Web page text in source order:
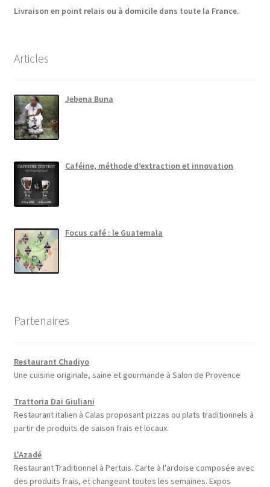
Livraison en point relais ou à domicile dans toute la France.
Articles
Jebena Buna
Caféine, méthode d’extraction et innovation
Focus café : le Guatemala
Partenaires
Restaurant Chadiyo
Une cuisine originale, saine et gourmande à Salon de Provence
Trattoria Dai Giuliani
Restaurant italien à Calas proposant pizzas ou plats traditionnels à
partir de produits de saison frais et locaux.
L'Azadé
Restaurant Traditionnel à Pertuis. Carte à l'ardoise composée avec
des produits frais, et changeant toutes les semaines. Expos